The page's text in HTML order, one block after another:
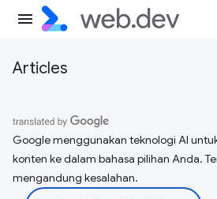
Articles
Google menggunakan teknologi AI
konten ke dalam bahasa pilihan Anda.
mengandung kesalahan.